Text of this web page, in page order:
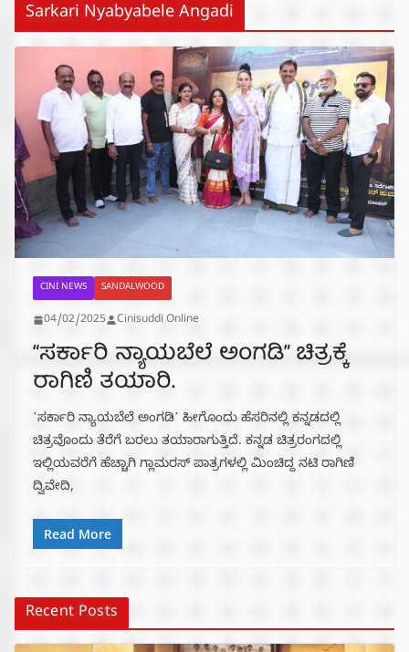
Sarkari Nyabyabele Angadi
CINI NEWS SANDALWOOD
04/02/2025 Cinisuddi Online
“ಸರ್ಕಾರಿ ನ್ಯಾಯಬೆಲೆ ಅಂಗಡಿ” ಚಿತ್ರಕ್ಕೆ
ರಾಗಿಣಿ ತಯಾರಿ.
ʼಸರ್ಕಾರಿ ನ್ಯಾಯಬೆಲೆ ಅಂಗಡಿʼ ಹೀಗೊಂದು ಹೆಸರಿನಲ್ಲಿ ಕನ್ನಡದಲ್ಲಿ
ಚಿತ್ರವೊಂದು ತೆರೆಗೆ ಬರಲು ತಯಾರಾಗುತ್ತಿದೆ. ಕನ್ನಡ ಚಿತ್ರರಂಗದಲ್ಲಿ
ಇಲ್ಲಿಯವರೆಗೆ ಹೆಚ್ಚಾಗಿ ಗ್ಲಾಮರಸ್‌ ಪಾತ್ರಗಳಲ್ಲಿ ಮಿಂಚಿದ್ದ ನಟಿ ರಾಗಿಣಿ
ದ್ವಿವೇದಿ,
Read More
Recent Posts